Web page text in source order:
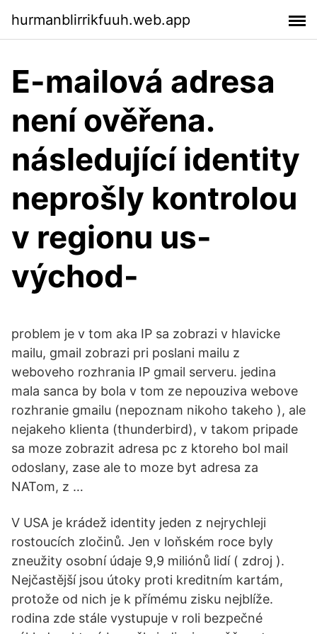
hurmanblirrikfuuh.web.app
E-mailová adresa
není ověřena.
následující identity
neprošly kontrolou
v regionu us-
východ-
problem je v tom aka IP sa zobrazi v hlavicke
mailu, gmail zobrazi pri poslani mailu z
weboveho rozhrania IP gmail serveru. jedina
mala sanca by bola v tom ze nepouziva webove
rozhranie gmailu (nepoznam nikoho takeho ), ale
nejakeho klienta (thunderbird), v takom pripade
sa moze zobrazit adresa pc z ktoreho bol mail
odoslany, zase ale to moze byt adresa za
NATom, z …
V USA je krádež identity jeden z nejrychleji
rostoucích zločinů. Jen v loňském roce byly
zneužity osobní údaje 9,9 miliónů lidí ( zdroj ).
Nejčastější jsou útoky proti kreditním kartám,
protože od nich je k přímému zisku nejblíže.
rodina zde stále vystupuje v roli bezpečné